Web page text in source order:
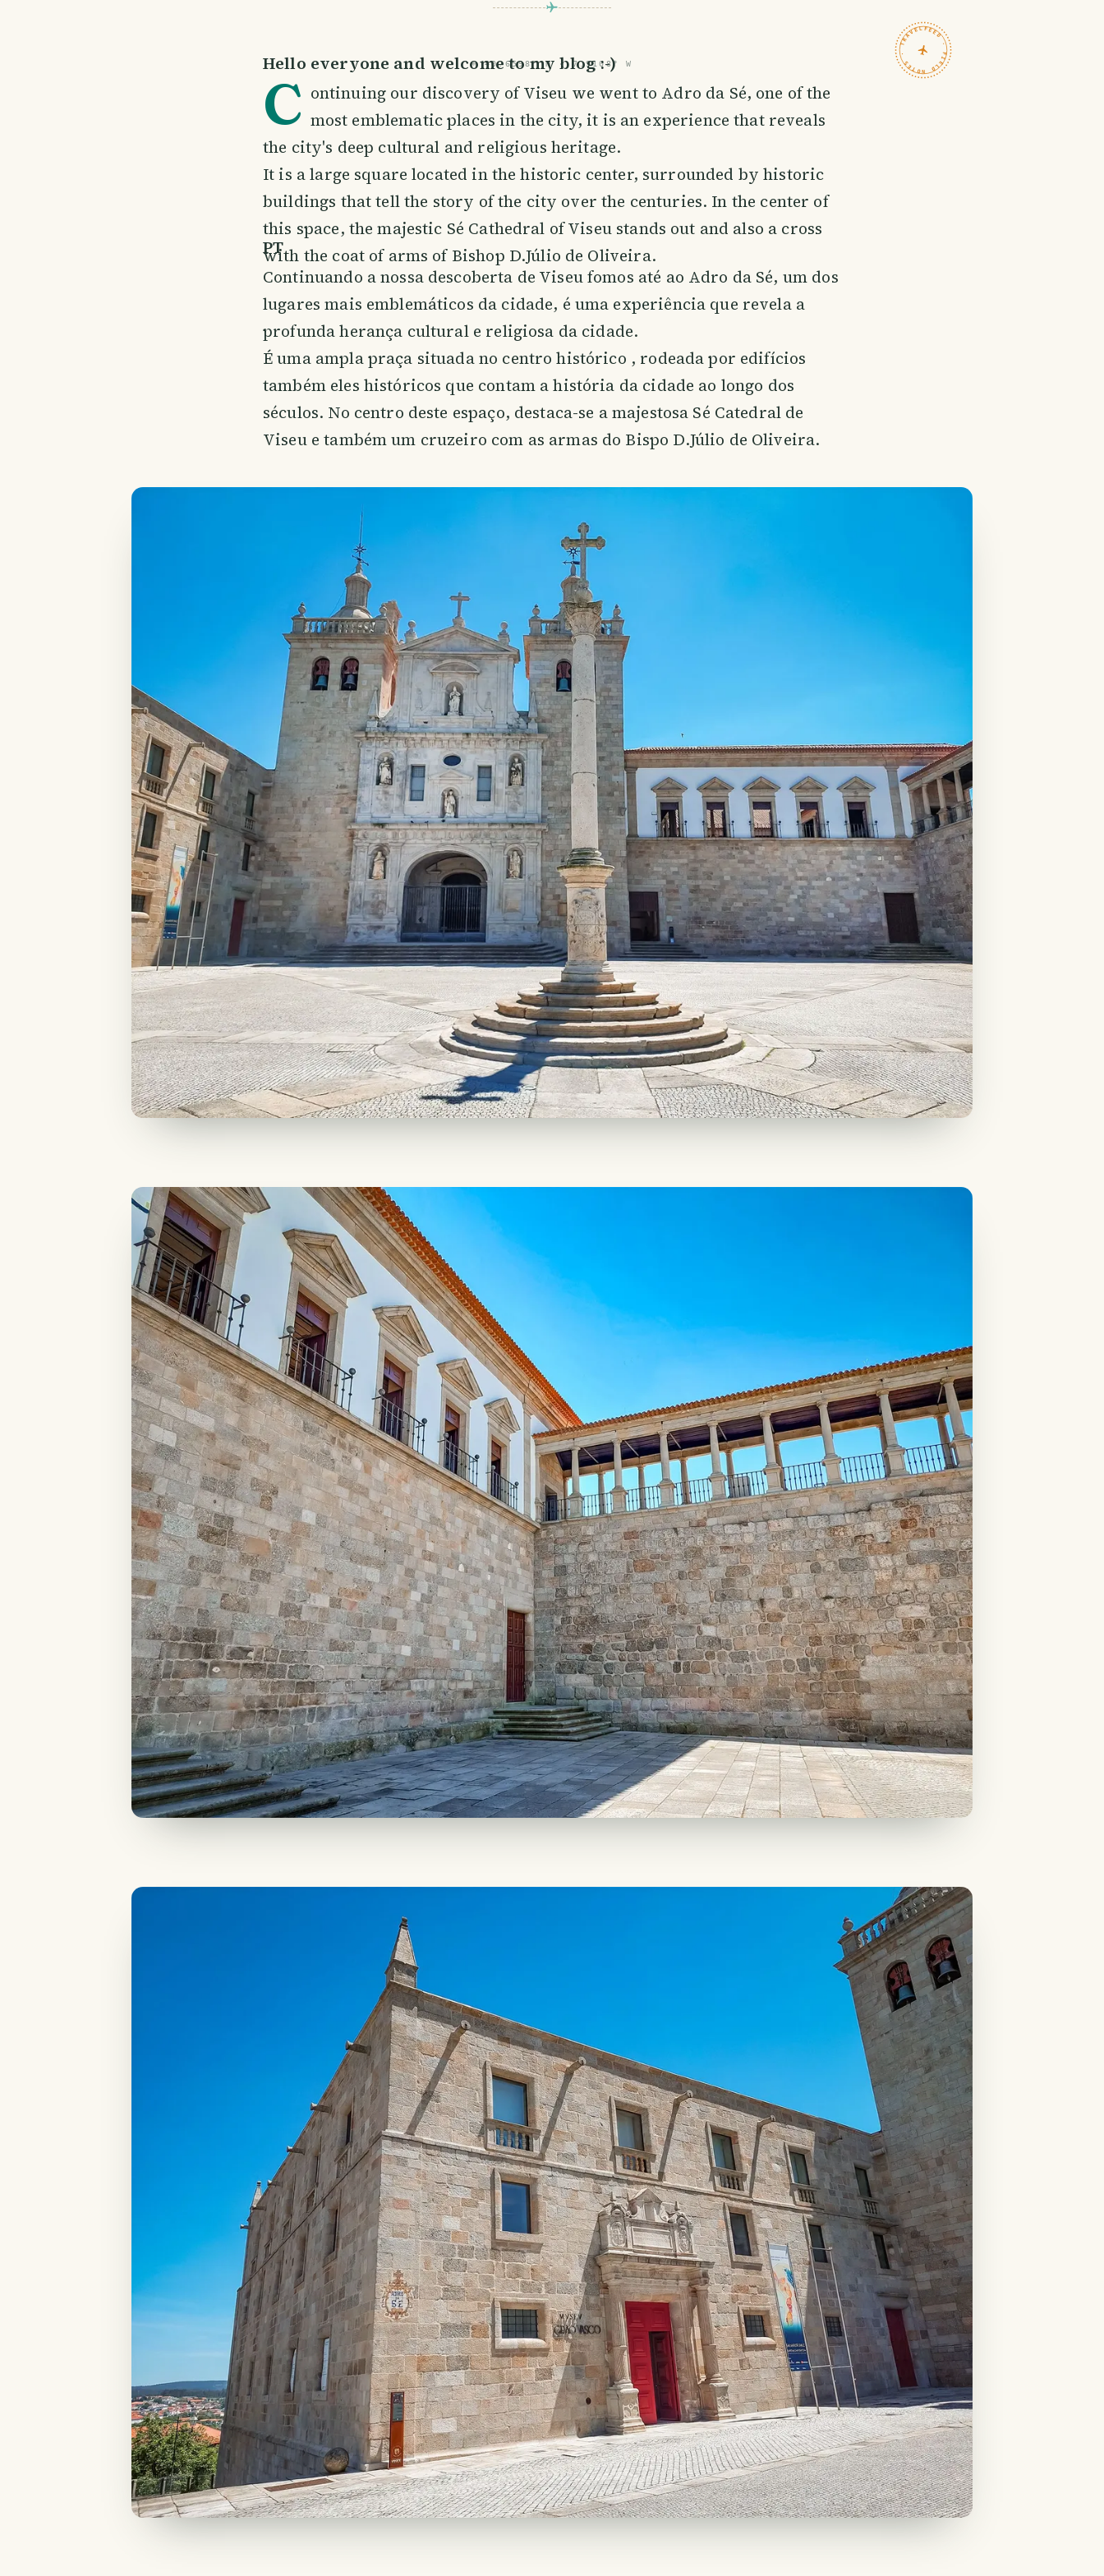
TRAVELFEED · FIELD NOTES ·
⌖40.6598° N · 7.9108° W
Hello everyone and welcome to my blog :-)
C ontinuing our discovery of Viseu we went to Adro da Sé, one of the
most emblematic places in the city, it is an experience that reveals
the city's deep cultural and religious heritage.
It is a large square located in the historic center, surrounded by historic
buildings that tell the story of the city over the centuries. In the center of
this space, the majestic Sé Cathedral of Viseu stands out and also a cross
with the coat of arms of Bishop D.Júlio de Oliveira.
PT
Continuando a nossa descoberta de Viseu fomos até ao Adro da Sé, um dos
lugares mais emblemáticos da cidade, é uma experiência que revela a
profunda herança cultural e religiosa da cidade.
É uma ampla praça situada no centro histórico , rodeada por edifícios
também eles históricos que contam a história da cidade ao longo dos
séculos. No centro deste espaço, destaca-se a majestosa Sé Catedral de
Viseu e também um cruzeiro com as armas do Bispo D.Júlio de Oliveira.